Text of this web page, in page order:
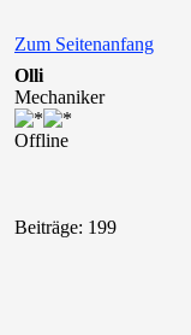
Zum Seitenanfang
Olli
Mechaniker
Offline
Beiträge: 199